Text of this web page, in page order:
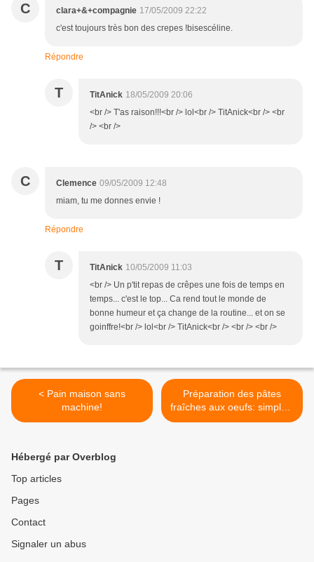
C clara+&+compagnie 17/05/2009 22:22
c'est toujours très bon des crepes !bisescéline.
Répondre
T TitAnick 18/05/2009 20:06
<br /> T'as raison!!!<br /> lol<br /> TitAnick<br /> <br
/> <br />
C Clemence 09/05/2009 12:48
miam, tu me donnes envie !
Répondre
T TitAnick 10/05/2009 11:03
<br /> Un p'tit repas de crêpes une fois de temps en
temps... c'est le top... Ca rend tout le monde de
bonne humeur et ça change de la routine... et on se
goinffre!<br /> lol<br /> TitAnick<br /> <br /> <br />
< Pain maison sans
machine!
Préparation des pâtes
fraîches aux oeufs: simples,
colorées ou farcies >
Hébergé par Overblog
Top articles
Pages
Contact
Signaler un abus